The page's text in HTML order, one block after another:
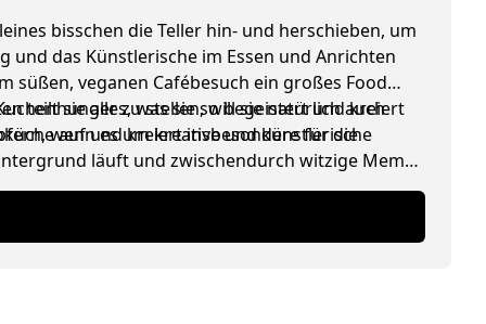
bisschen die Teller hin- und herschieben, um
und das Künstlerische im Essen und Anrichten
süßen, veganen Cafébesuch ein großes Food
zu stellen, will sie natürlich auch
auf und kreiert insbesondere für die
teilt sie alles, was sie so begeistert und kreiert
wenn es um kreative und künstlerische
läuft und zwischendurch witzige Memes